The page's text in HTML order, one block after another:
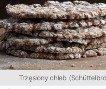
Trzęsiony chleb